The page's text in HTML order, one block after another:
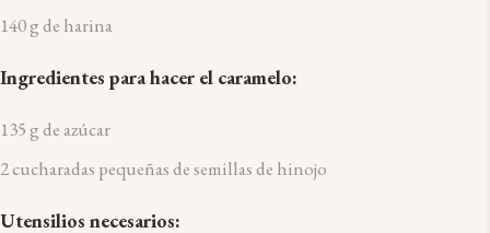
140 g de harina
Ingredientes para hacer el caramelo:
135 g de azúcar
2 cucharadas pequeñas de semillas de hinojo
Utensilios necesarios: